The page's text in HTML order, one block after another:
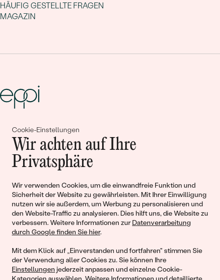
Cookie-Einstellungen
Wir achten auf Ihre
Privatsphäre
Wir verwenden Cookies, um die einwandfreie Funktion und
Sicherheit der Website zu gewährleisten. Mit Ihrer Einwilligung
nutzen wir sie außerdem, um Werbung zu personalisieren und
den Website-Traffic zu analysieren. Dies hilft uns, die Website zu
verbessern. Weitere Informationen zur Datenverarbeitung
durch Google finden Sie hier.
Mit dem Klick auf „Einverstanden und fortfahren" stimmen Sie
der Verwendung aller Cookies zu. Sie können Ihre
Einstellungen jederzeit anpassen und einzelne Cookie-
HÄUFIG GESTELLTE FRAGEN
MAGAZIN
Gemeinsam erschaffen wir
Geschichten von Schönheit und
Liebe
Begleiten Sie uns!